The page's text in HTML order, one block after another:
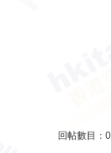
回帖數目： 0